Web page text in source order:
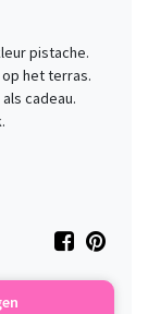
pistache.
het terras.
cadeau.